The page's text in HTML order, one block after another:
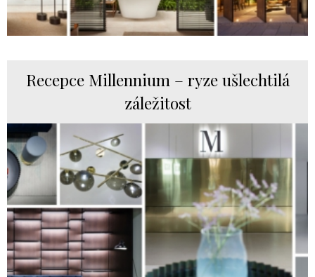
Recepce Millennium – ryze ušlechtilá
záležitost